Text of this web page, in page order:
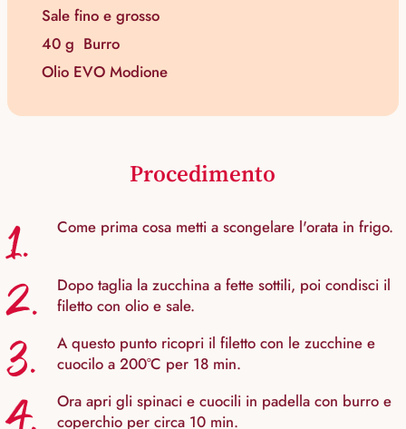
Sale fino e grosso
40 g Burro
Olio EVO Modione
Procedimento
1. Come prima cosa metti a scongelare l'orata in frigo.
2.
Dopo taglia la zucchina a fette sottili, poi condisci il
filetto con olio e sale.
3.
A questo punto ricopri il filetto con le zucchine e
cuocilo a 200°C per 18 min.
Ora apri gli spinaci e cuocili in padella con burro e
coperchio per circa 10 min.